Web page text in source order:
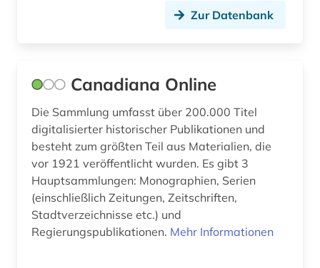
schweden (2)
schwedisch (9)
schweiz (2)
schweizerische nationalbibliothek (1)
sibirien (1)
Zur Datenbank
Canadiana Online
Die Sammlung umfasst über 200.000 Titel
digitalisierter historischer Publikationen und
besteht zum größten Teil aus Materialien, die
vor 1921 veröffentlicht wurden. Es gibt 3
Hauptsammlungen: Monographien, Serien
(einschließlich Zeitungen, Zeitschriften,
Stadtverzeichnisse etc.) und
Regierungspublikationen. Mehr Informationen